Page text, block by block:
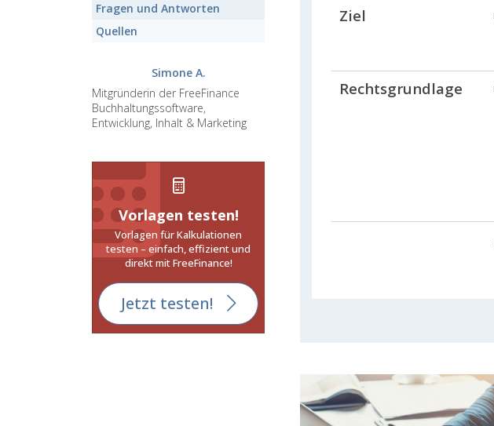
Fragen und Antworten
Quellen
Simone A.
Mitgründerin der FreeFinance
Buchhaltungssoftware,
Entwicklung, Inhalt & Marketing
Vorlagen testen!
Vorlagen für Kalkulationen
testen – einfach, effizient und
direkt mit FreeFinance!
Jetzt testen!
Ziel
Rechtsgrundlage